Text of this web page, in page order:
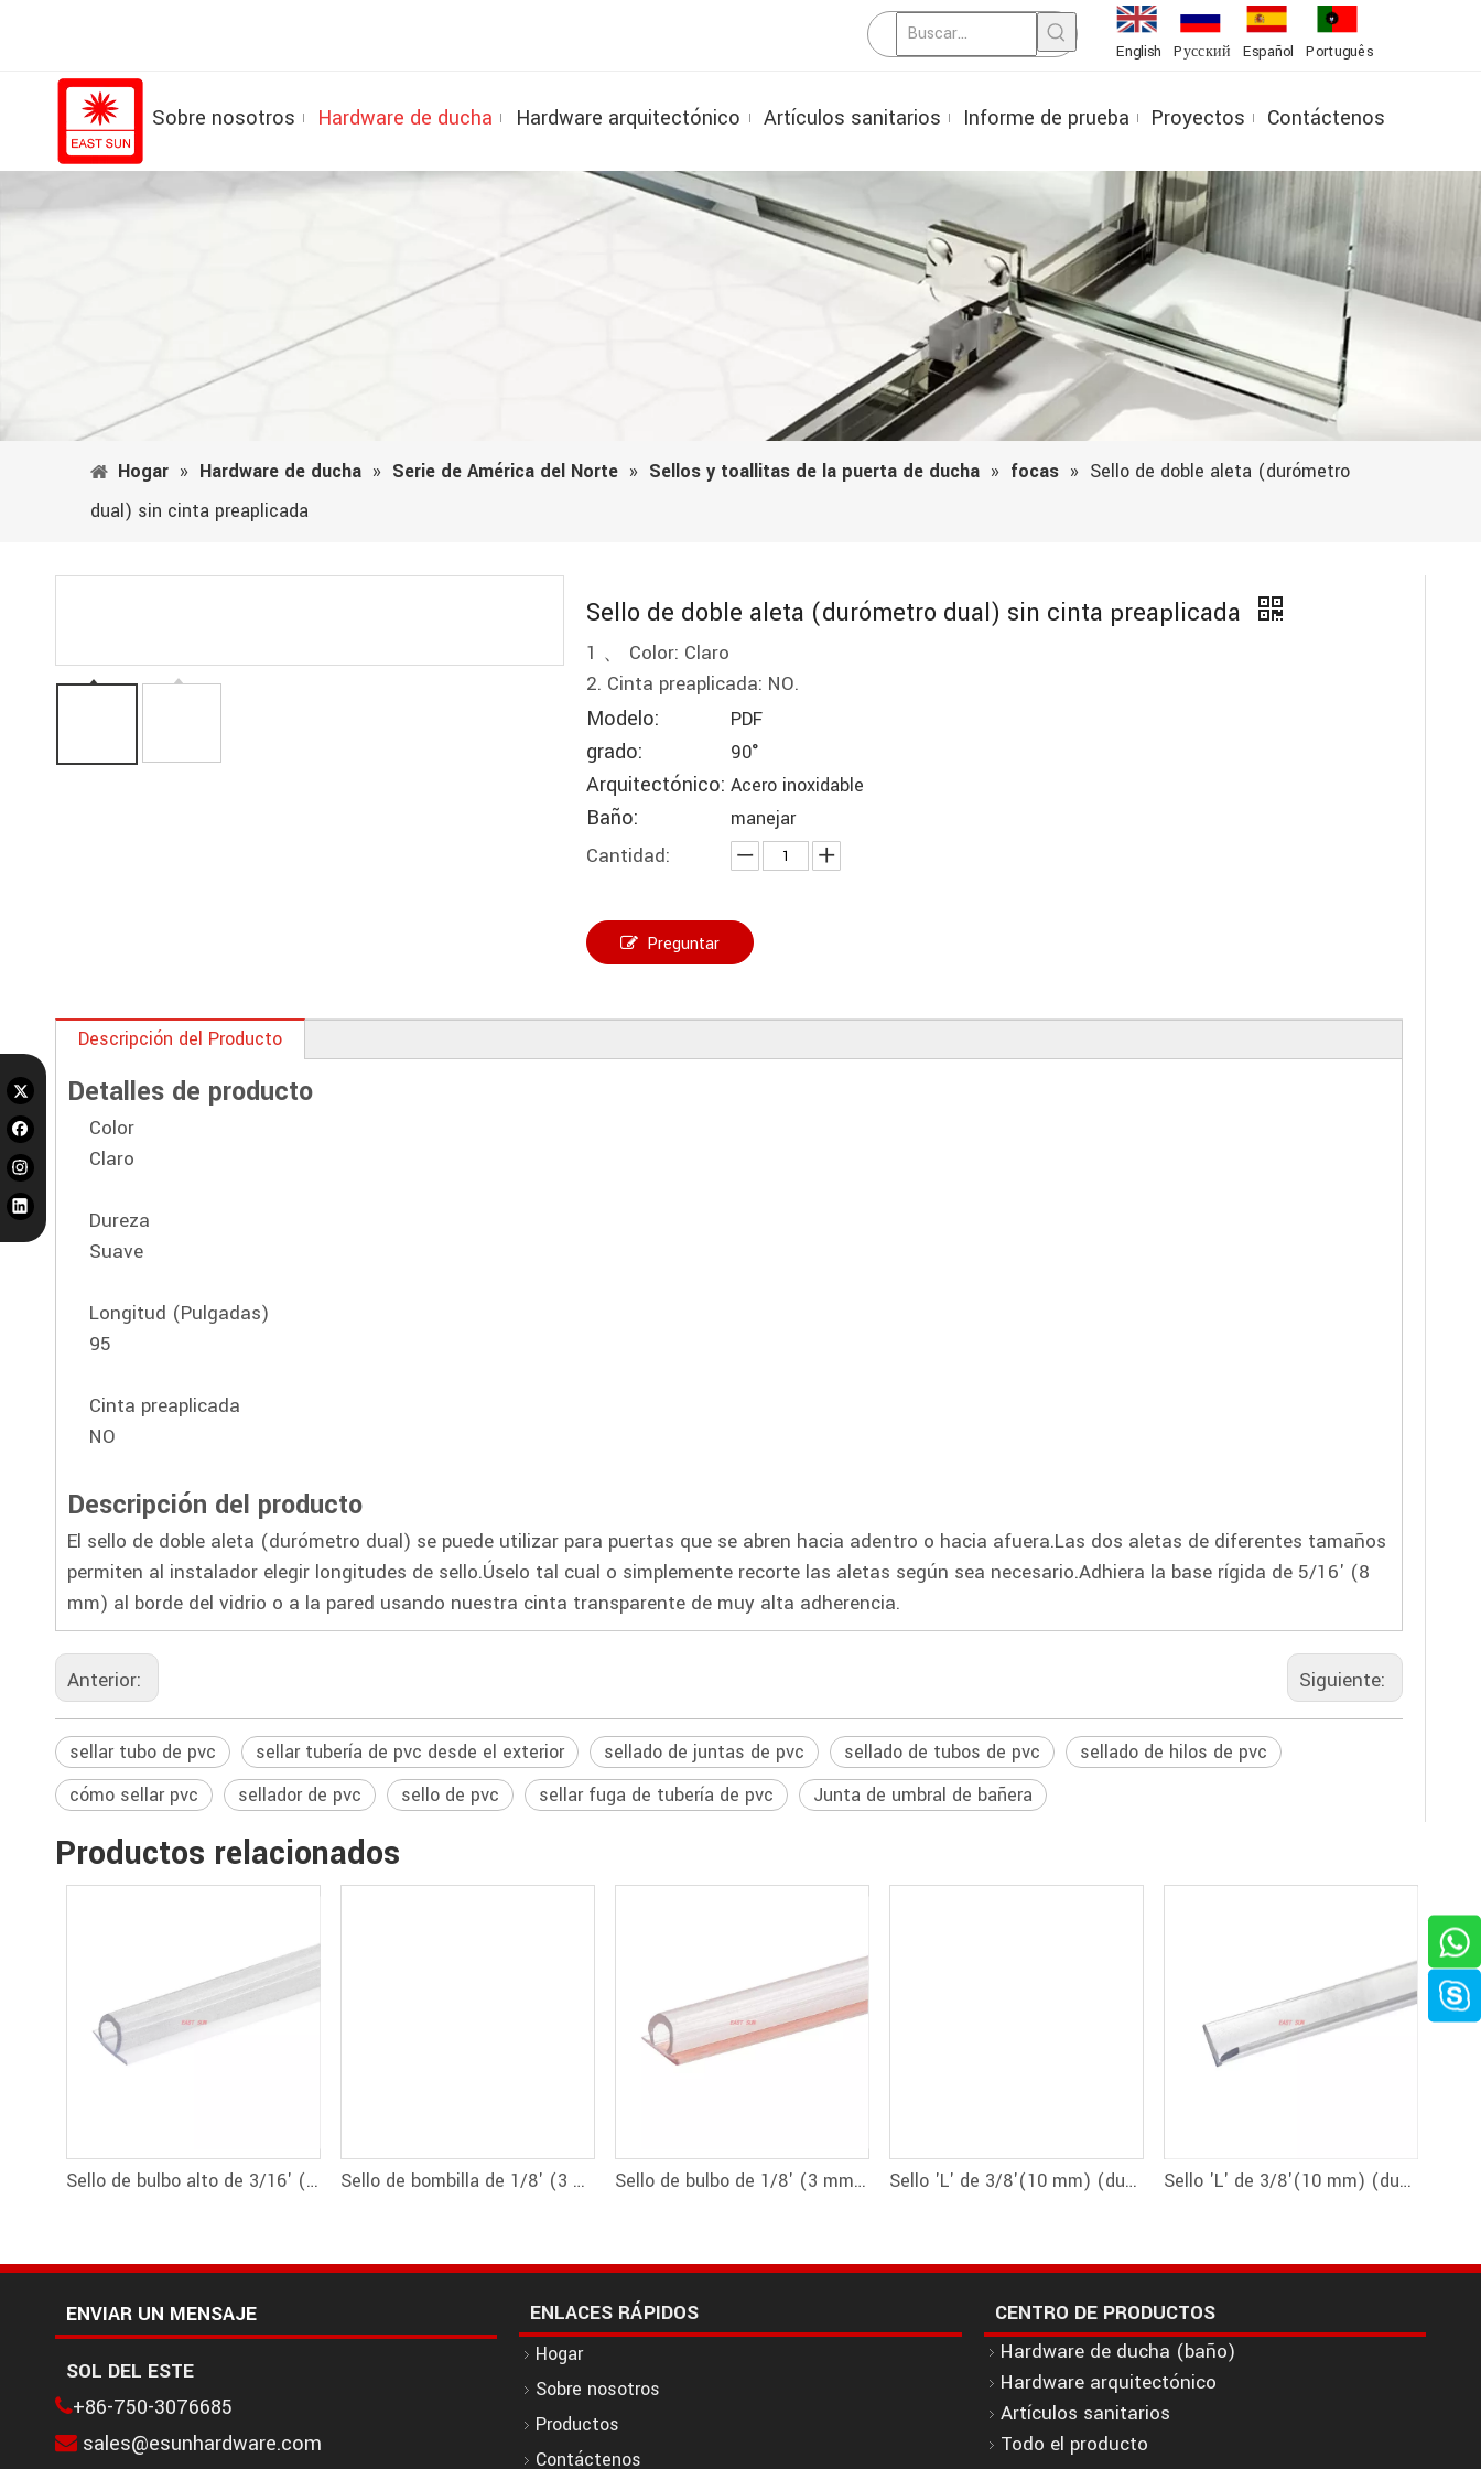
English Pусский Español Português
Sobre nosotros Hardware de ducha Hardware arquitectónico Artículos sanitarios Informe de prueba Proyectos Contáctenos
Hogar » Hardware de ducha » Serie de América del Norte » Sellos y toallitas de la puerta de ducha » focas » Sello de doble aleta (durómetro
dual) sin cinta preaplicada
Sello de doble aleta (durómetro dual) sin cinta preaplicada
1 、 Color: Claro
2. Cinta preaplicada: NO.
Modelo: PDF
grado: 90°
Arquitectónico: Acero inoxidable
Baño: manejar
Cantidad:
Preguntar
Descripción del Producto
Detalles de producto
Color
Claro
Dureza
Suave
Longitud (Pulgadas)
95
Cinta preaplicada
NO
Descripción del producto
El sello de doble aleta (durómetro dual) se puede utilizar para puertas que se abren hacia adentro o hacia afuera.Las dos aletas de diferentes tamaños
permiten al instalador elegir longitudes de sello.Úselo tal cual o simplemente recorte las aletas según sea necesario.Adhiera la base rígida de 5/16' (8
mm) al borde del vidrio o a la pared usando nuestra cinta transparente de muy alta adherencia.
Anterior: Siguiente:
sellar tubo de pvc sellar tubería de pvc desde el exterior sellado de juntas de pvc sellado de tubos de pvc
sellado de hilos de pvc
cómo sellar pvc
sellador de pvc sello de pvc sellar fuga de tubería de pvc Junta de umbral de bañera
Productos relacionados
Sello de bulbo alto de 3/16' (5 mm) (durómetro doble) Sello de bombilla de 1/8' (3 mm) de alto Sello de bulbo de 1/8' (3 mm) de alto con cinta preaplicada Sello 'L' de 3/8'(10 mm) (durómetro doble) con cinta preaplicada Sello 'L' de 3/8'(10 mm) (durómetro doble)
ENVIAR UN MENSAJE
SOL DEL ESTE
+86-750-3076685
 sales@esunhardware.com
ENLACES RÁPIDOS
Hogar
Sobre nosotros
Productos
Contáctenos
CENTRO DE PRODUCTOS
Hardware de ducha (baño)
Hardware arquitectónico
Artículos sanitarios
Todo el producto